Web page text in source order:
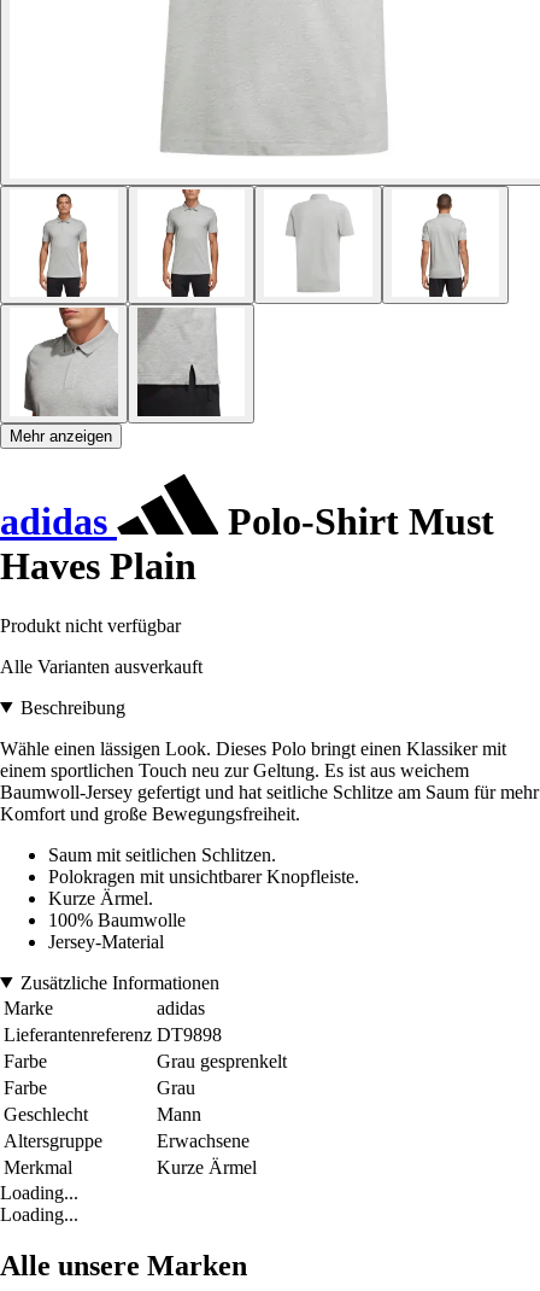
Mehr anzeigen
adidas
Polo-Shirt Must
Haves Plain
Produkt nicht verfügbar
Alle Varianten ausverkauft
Beschreibung
Wähle einen lässigen Look. Dieses Polo bringt einen Klassiker mit
einem sportlichen Touch neu zur Geltung. Es ist aus weichem
Baumwoll-Jersey gefertigt und hat seitliche Schlitze am Saum für mehr
Komfort und große Bewegungsfreiheit.
Saum mit seitlichen Schlitzen.
Polokragen mit unsichtbarer Knopfleiste.
Kurze Ärmel.
100% Baumwolle
Jersey-Material
Zusätzliche Informationen
Marke
adidas
Lieferantenreferenz DT9898
Farbe
Grau gesprenkelt
Farbe
Grau
Geschlecht
Mann
Altersgruppe
Erwachsene
Merkmal
Kurze Ärmel
Loading...
Loading...
Alle unsere Marken